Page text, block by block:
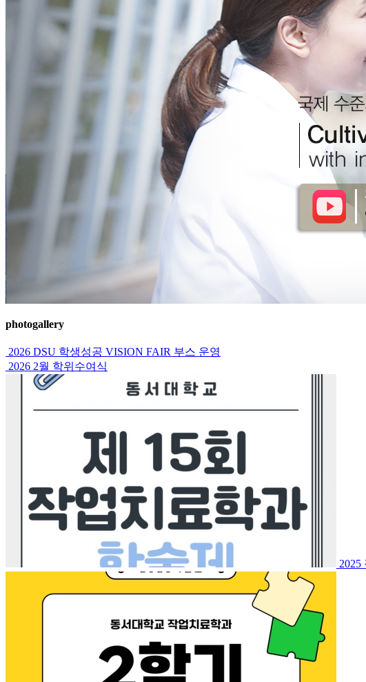
photogallery
2026 DSU 학생성공 VISION FAIR 부스 운영
2026 2월 학위수여식
2025